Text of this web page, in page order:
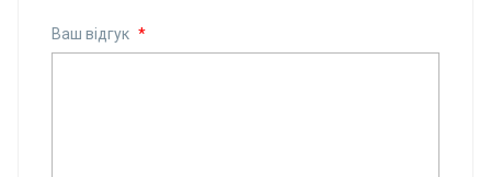
Ваш відгук *